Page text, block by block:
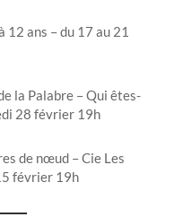
12 ans – du 17 au 21
la Palabre – Qui êtes-
28 février 19h
de nœud – Cie Les
février 19h